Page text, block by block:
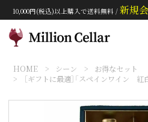
10,000円(税込)以上購入で送料無料 / 新規
HOME シーン
お得なセット
［ギフトに最適］「スペインワイン